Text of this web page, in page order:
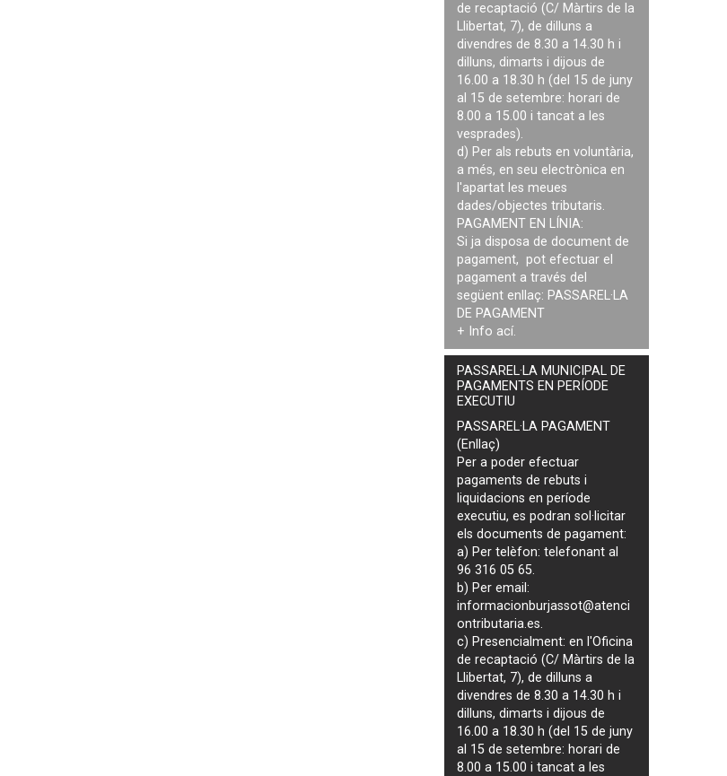
de recaptació (C/ Màrtirs de la
Llibertat, 7), de dilluns a
divendres de 8.30 a 14.30 h i
dilluns, dimarts i dijous de
16.00 a 18.30 h (del 15 de juny
al 15 de setembre: horari de
8.00 a 15.00 i tancat a les
vesprades).
d) Per als rebuts en voluntària,
a més, en seu electrònica en
l'apartat les meues
dades/objectes tributaris.
PAGAMENT EN LÍNIA:
Si ja disposa de document de
pagament, pot efectuar el
pagament a través del
següent enllaç: PASSAREL·LA
DE PAGAMENT
+ Info ací.
PASSAREL·LA MUNICIPAL DE
PAGAMENTS EN PERÍODE
EXECUTIU
PASSAREL·LA PAGAMENT
(Enllaç)
Per a poder efectuar
pagaments derebuts i
liquidacions en període
executiu, es podransol·licitar
els documents de pagament:
a) Per telèfon: telefonant al
96 316 05 65.
b) Per email:
informacionburjassot@atenci
ontributaria.es.
c) Presencialment: en l'Oficina
de recaptació (C/ Màrtirs de la
Llibertat, 7), de dilluns a
divendres de 8.30 a 14.30 h i
dilluns, dimarts i dijous de
16.00 a 18.30 h (del 15 de juny
al 15 de setembre: horari de
8.00 a 15.00 i tancat a les